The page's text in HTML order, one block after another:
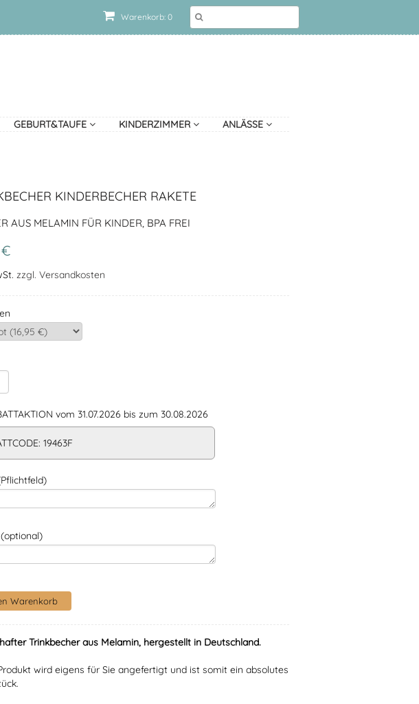
Warenkorb: 0
GEBURT&TAUFE KINDERZIMMER ANLÄSSE
KINDERBECHER RAKETE
AUS MELAMIN FÜR KINDER, BPA FREI
€
zzgl. Versandkosten
vom 31.07.2026 bis zum 30.08.2026
19463F
Trinkbecher aus Melamin, hergestellt in Deutschland.
wird eigens für Sie angefertigt und ist somit ein absolutes